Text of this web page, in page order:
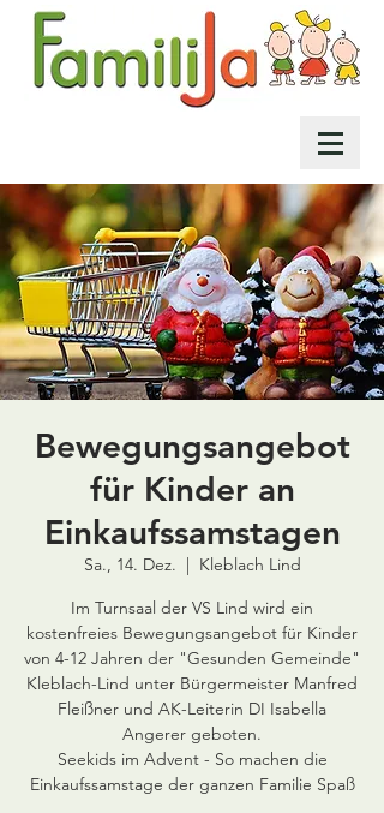
Bewegungsangebot
für Kinder an
Einkaufssamstagen
Sa., 14. Dez.
  |
Kleblach Lind
Im Turnsaal der VS Lind wird ein
kostenfreies Bewegungsangebot für Kinder
von 4-12 Jahren der "Gesunden Gemeinde"
Kleblach-Lind unter Bürgermeister Manfred
Fleißner und AK-Leiterin DI Isabella
Angerer geboten.
Seekids im Advent - So machen die
Einkaufssamstage der ganzen Familie Spaß